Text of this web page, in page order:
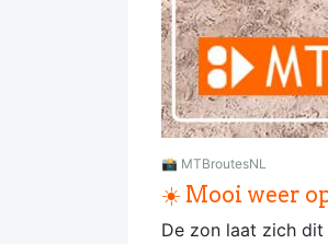
📸 MTBroutesNL
☀️ Mooi weer
De zon laat zich